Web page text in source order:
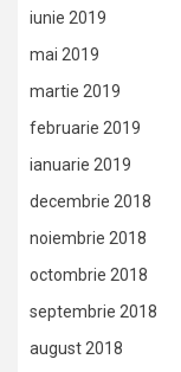
iunie 2019
mai 2019
martie 2019
februarie 2019
ianuarie 2019
decembrie 2018
noiembrie 2018
octombrie 2018
septembrie 2018
august 2018